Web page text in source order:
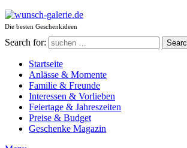
Die besten Geschenkideen
Search for:
Startseite
Anlässe & Momente
Familie & Freunde
Interessen & Vorlieben
Feiertage & Jahreszeiten
Preise & Budget
Geschenke Magazin